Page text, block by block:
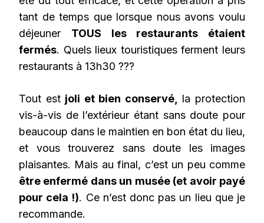
tant de temps que lorsque nous avons voulu
déjeuner TOUS les restaurants étaient
fermés. Quels lieux touristiques ferment leurs
restaurants à 13h30 ???
Tout est joli et bien conservé, la protection
vis-à-vis de l’extérieur étant sans doute pour
beaucoup dans le maintien en bon état du lieu,
et vous trouverez sans doute les images
plaisantes. Mais au final, c’est un peu comme
être enfermé dans un musée (et avoir payé
pour cela !). Ce n’est donc pas un lieu que je
recommande.